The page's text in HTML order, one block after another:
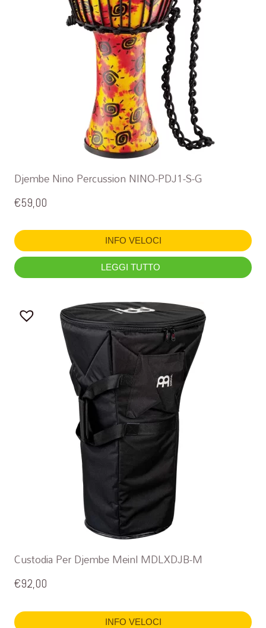
Djembe Nino Percussion NINO-PDJ1-S-G
€59,00
INFO VELOCI
LEGGI TUTTO
Custodia Per Djembe Meinl MDLXDJB-M
€92,00
INFO VELOCI